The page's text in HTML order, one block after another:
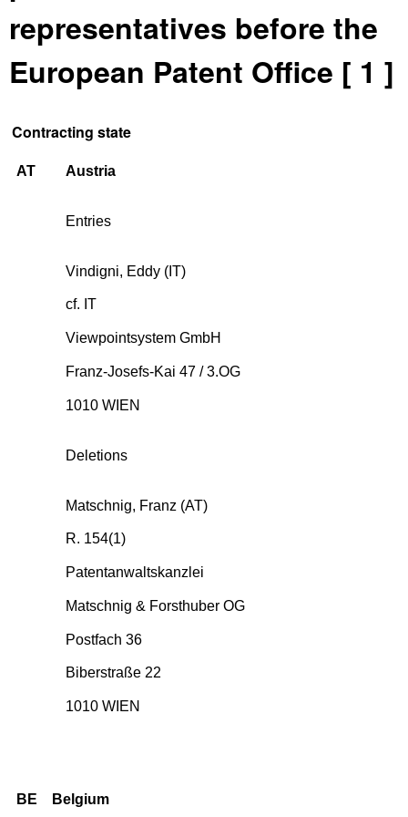
representatives before the
European Patent Office [ 1 ]
Contracting state
AT Austria
Entries
Vindigni, Eddy (IT)
cf. IT
Viewpointsystem GmbH
Franz-Josefs-Kai 47 / 3.OG
1010 WIEN
Deletions
Matschnig, Franz (AT)
R. 154(1)
Patentanwalts­kanzlei
Matschnig & Forsthuber OG
Postfach 36
Biberstraße 22
1010 WIEN
BE Belgium